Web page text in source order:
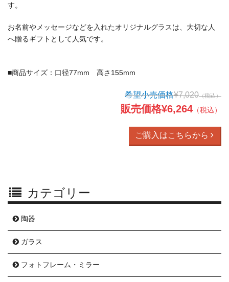
す。
お名前やメッセージなどを入れたオリジナルグラスは、大切な人
へ贈るギフトとして人気です。
■商品サイズ：口径77mm 高さ155mm
希望小売価格¥7,020（税込）
販売価格¥6,264 （税込）
ご購入はこちらから
カテゴリー
陶器
ガラス
フォトフレーム・ミラー